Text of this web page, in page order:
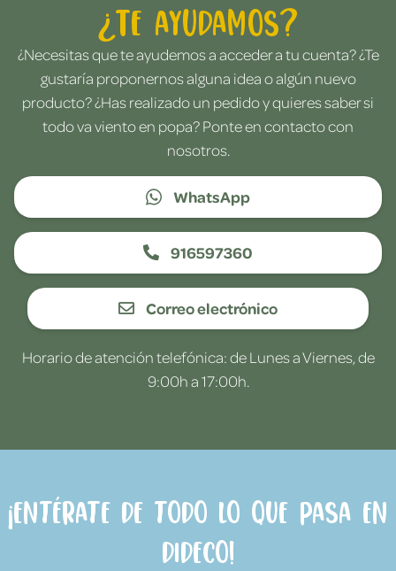
¿Te ayudamos?
¿Necesitas que te ayudemos a acceder a tu cuenta? ¿Te
gustaría proponernos alguna idea o algún nuevo
producto? ¿Has realizado un pedido y quieres saber si
todo va viento en popa? Ponte en contacto con
nosotros.
WhatsApp
916597360
Correo electrónico
Horario de atención telefónica: de Lunes a Viernes, de
9:00h a 17:00h.
¡Entérate de todo lo que pasa en
Dideco!